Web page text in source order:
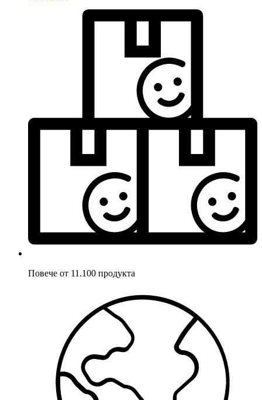
Повече от 11.100 продукта